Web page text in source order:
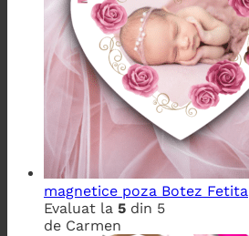
magnetice poza Botez Fetita
Evaluat la 5 din 5
de Carmen